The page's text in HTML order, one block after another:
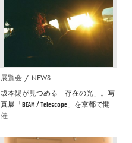
展覧会 NEWS
坂本陽が見つめる「存在の光」。写
真展「BEAM / Telescope」を京都で開
催